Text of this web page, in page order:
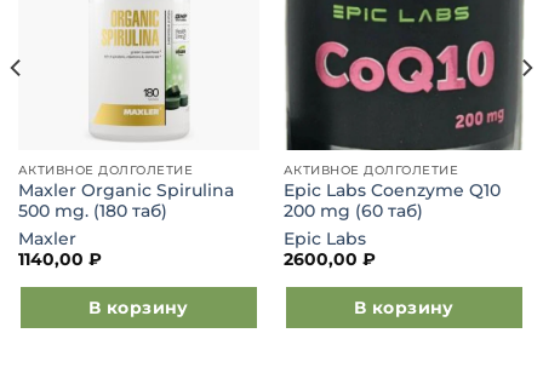
АКТИВНОЕ ДОЛГОЛЕТИЕ
Maxler Organic Spirulina
500 mg. (180 таб)
Maxler
1140,00 ₽
В корзину
АКТИВНОЕ ДОЛГОЛЕТИЕ
Epic Labs Coenzyme Q10
200 mg (60 таб)
Epic Labs
2600,00 ₽
В корзину